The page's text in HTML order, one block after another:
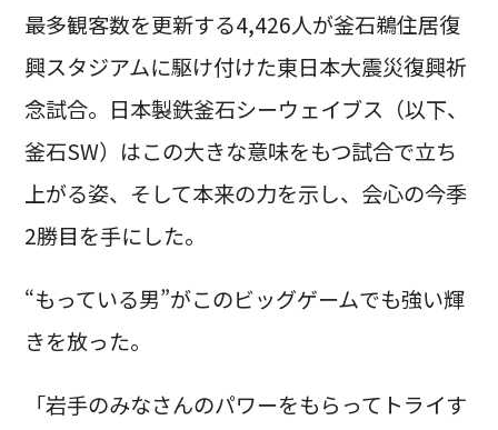
最多観客数を更新する4,426人が釜石鵜住居復
興スタジアムに駆け付けた東日本大震災復興祈
念試合。日本製鉄釜石シーウェイブス（以下、
釜石SW）はこの大きな意味をもつ試合で立ち
上がる姿、そして本来の力を示し、会心の今季
2勝目を手にした。
“もっている男”がこのビッグゲームでも強い輝
きを放った。
「岩手のみなさんのパワーをもらってトライす